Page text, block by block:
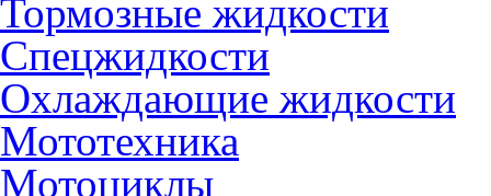
Тормозные жидкости
Спецжидкости
Охлаждающие жидкости
Мототехника
Мотоциклы